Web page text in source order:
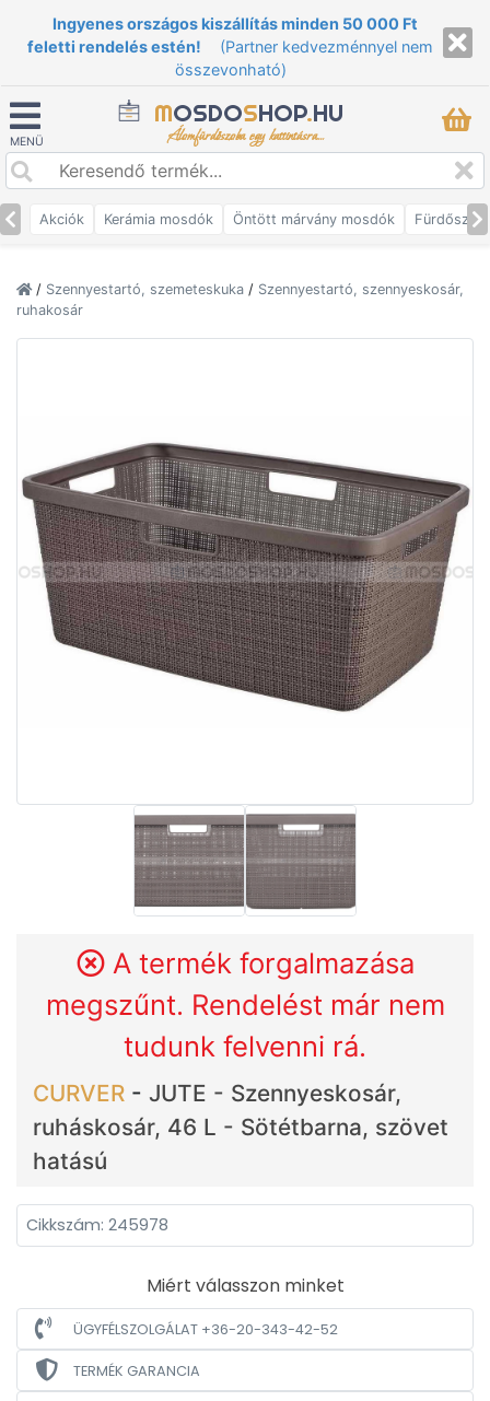
Ingyenes országos kiszállítás minden 50 000 Ft
feletti rendelés estén!
(Partner kedvezménnyel nem
összevonható)
MENÜ
MOSDOSHOP.HU
Álomfürdőszoba egy kattintásra...
Akciók Kerámia mosdók Öntött márvány mosdók
/ Szennyestartó, szemeteskuka / Szennyestartó, szennyeskosár,
ruhakosár
A termék forgalmazása
megszűnt. Rendelést már nem
tudunk felvenni rá.
CURVER - JUTE - Szennyeskosár,
ruháskosár, 46 L - Sötétbarna, szövet
hatású
Cikkszám: 245978
Miért válasszon minket
ÜGYFÉLSZOLGÁLAT +36-20-343-42-52
TERMÉK GARANCIA